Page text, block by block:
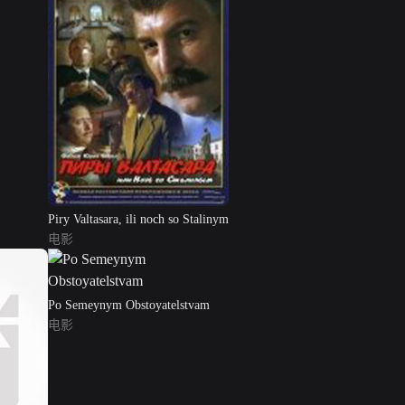
Piry Valtasara, ili noch so Stalinym
电影
Po Semeynym Obstoyatelstvam
电影